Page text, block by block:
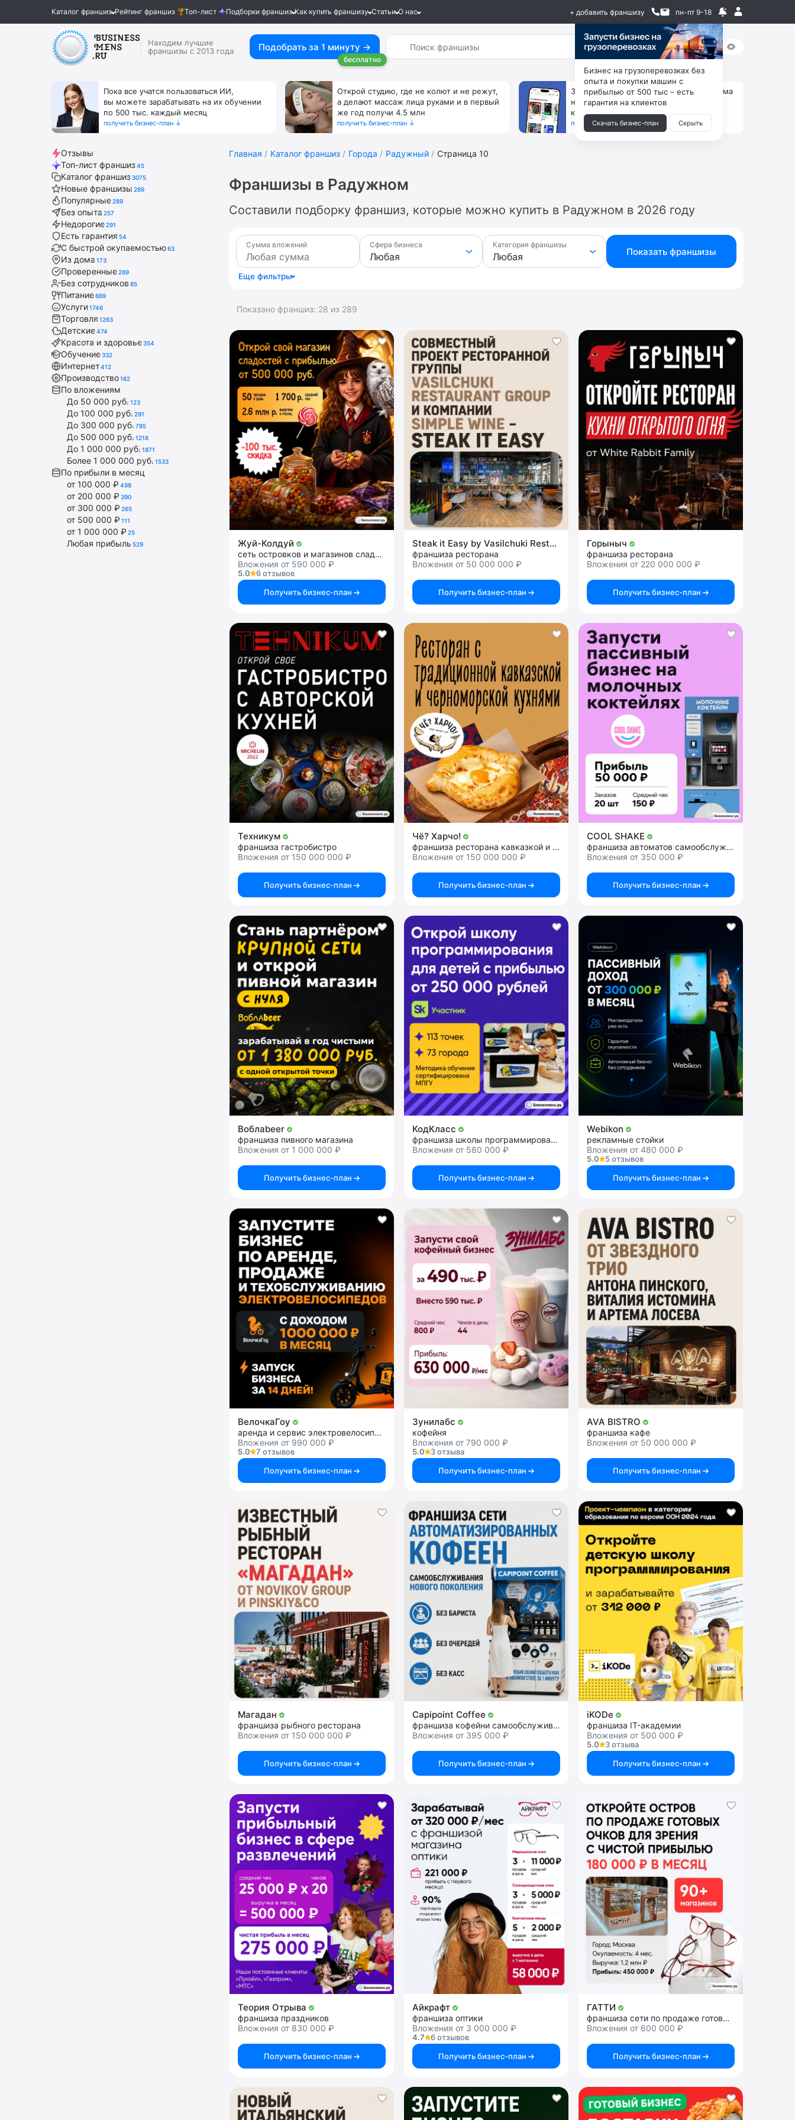
Каталог франшиз Рейтинг франшиз Топ-лист Подборки франшиз Как купить франшизу Статьи О нас + добавить франшизу пн-пт 9-18
Находим лучшие
франшизы с 2013 года
Подобрать за 1 минуту →
бесплатно
Пока все учатся пользоваться ИИ,
вы можете зарабатывать на их обучении
по 500 тыс. каждый месяц
получить бизнес-план ↓
Открой студию, где не колют и не режут,
а делают массаж лица руками и в первый
же год получи 4.5 млн
получить бизнес-план ↓
За 90 тыс. открой магазин на Авито, дома
ни коробок, ни товара, ни склада, зато
каждый месяц +125 тыс. чистыми
получить бизнес-план ↓
Отзывы
Топ-лист франшиз45
Каталог франшиз3075
Новые франшизы 289
Популярные289
Без опыта 257
Недорогие291
Есть гарантия 54
С быстрой окупаемостью63
Из дома 173
Проверенные289
Без сотрудников 85
Питание669
Услуги1746
Торговля 1263
Детские474
Красота и здоровье354
Обучение332
Интернет412
Производство162
По вложениям
До 50 000 руб. 123
До 100 000 руб. 291
До 300 000 руб. 785
До 500 000 руб. 1218
До 1 000 000 руб. 1871
Более 1 000 000 руб. 1533
По прибыли в месяц
от 100 000 ₽ 498
от 200 000 ₽ 390
от 300 000 ₽ 265
от 500 000 ₽ 111
от 1 000 000 ₽ 25
Любая прибыль 529
Главная Каталог франшиз Города Радужный Страница 10
Франшизы в Радужном
Составили подборку франшиз, которые можно купить в Радужном в 2026 году
Сумма вложений Сфера бизнеса Категория франшизы
Показать франшизы
Еще фильтры
Показано франшиз: 28 из 289
Жуй-Колдуй
сеть островков и магазинов сладостей
Вложения от 590 000 ₽
5.0
6 отзывов
Получить бизнес-план
Steak it Easy by Vasilchuki Restaurant Group
франшиза ресторана
Вложения от 50 000 000 ₽
Получить бизнес-план
Горыныч
франшиза ресторана
Вложения от 220 000 000 ₽
Получить бизнес-план
Техникум
франшиза гастробистро
Вложения от 150 000 000 ₽
Получить бизнес-план
Чё? Харчо!
франшиза ресторана кавказкой и черноморской кухни
Вложения от 150 000 000 ₽
Получить бизнес-план
COOL SHAKE
франшиза автоматов самообслуживания
Вложения от 350 000 ₽
Получить бизнес-план
Воблаbeer
франшиза пивного магазина
Вложения от 1 000 000 ₽
Получить бизнес-план
КодКласс
франшиза школы программирования
Вложения от 580 000 ₽
Получить бизнес-план
Webikon
рекламные стойки
Вложения от 480 000 ₽
5.0
5 отзывов
Получить бизнес-план
ВелочкаГоу
аренда и сервис электровелосипедов
Вложения от 990 000 ₽
5.0
7 отзывов
Получить бизнес-план
Зунилабс
кофейня
Вложения от 790 000 ₽
5.0
3 отзыва
Получить бизнес-план
AVA BISTRO
франшиза кафе
Вложения от 50 000 000 ₽
Получить бизнес-план
Магадан
франшиза рыбного ресторана
Вложения от 150 000 000 ₽
Получить бизнес-план
Capipoint Coffee
франшиза кофейни самообслуживания
Вложения от 395 000 ₽
Получить бизнес-план
iKODe
франшиза IT-академии
Вложения от 500 000 ₽
5.0
3 отзыва
Получить бизнес-план
Теория Отрыва
франшиза праздников
Вложения от 830 000 ₽
Получить бизнес-план
Айкрафт
франшиза оптики
Вложения от 3 000 000 ₽
4.7
6 отзывов
Получить бизнес-план
ГАТТИ
франшиза сети по продаже готовых очков для зрения
Вложения от 600 000 ₽
Получить бизнес-план
Бизнес на грузоперевозках без
опыта и покупки машин с
прибылью от 500 тыс – есть
гарантия на клиентов
Скачать бизнес-план Скрыть